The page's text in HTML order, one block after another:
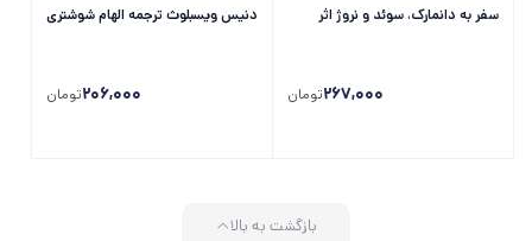
سفر به دانمارک، سوئد و نروژ اثر
267,000تومان
دنیس ویسبلوث ترجمه الهام شوشتری
206,000تومان
بازگشت به بالا